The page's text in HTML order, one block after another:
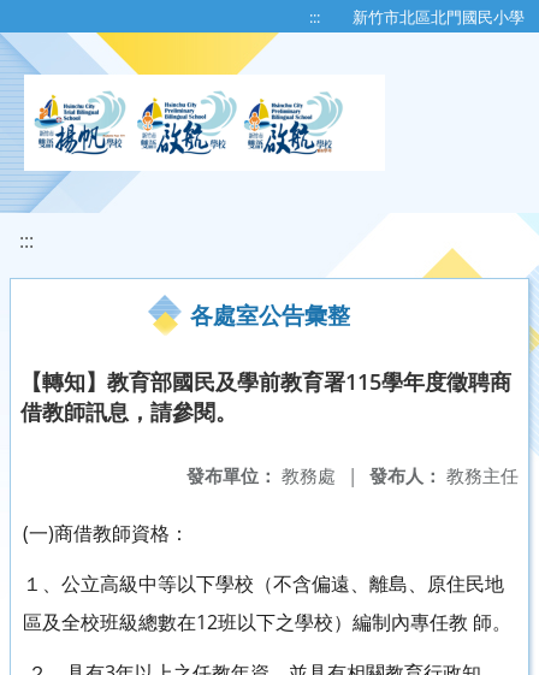
::: 新竹市北區北門國民小學
:::
各處室公告彙整
【轉知】教育部國民及學前教育署115學年度徵聘商
借教師訊息，請參閱。
發布人： 教務主任
發布單位： 教務處 |
(一)商借教師資格：
１、公立高級中等以下學校（不含偏遠、離島、原住民地
區及全校班級總數在12班以下之學校）編制內專任教 師。